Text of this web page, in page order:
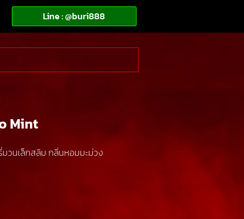
Line : @buri888
Mint
มวนเล็กสลิม กลิ่นหอมมะม่วง